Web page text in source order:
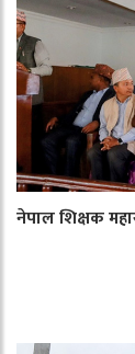
नेपाल शिक्षक